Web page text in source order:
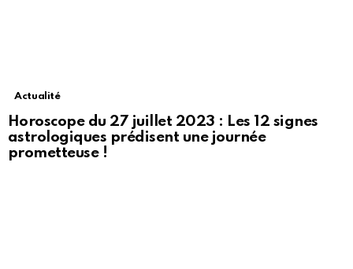
Actualité
Horoscope du 27 juillet 2023 : Les 12 signes
astrologiques prédisent une journée
prometteuse !